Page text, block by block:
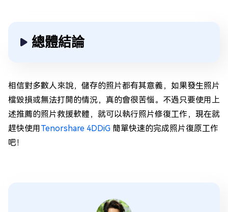
總體結論
相信對多數人來說，儲存的照片都有其意義，如果發生照片
檔毀損或無法打開的情況，真的會很苦惱。不過只要使用上
述推薦的照片救援軟體，就可以執行照片修復工作，現在就
趕快使用Tenorshare 4DDiG 簡單快速的完成照片復原工作
吧！